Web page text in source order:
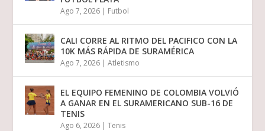
Ago 7, 2026 | Futbol
CALI CORRE AL RITMO DEL PACIFICO CON LA
10K MÁS RÁPIDA DE SURAMÉRICA
Ago 7, 2026 |Atletismo
EL EQUIPO FEMENINO DE COLOMBIA VOLVIÓ
A GANAR EN EL SURAMERICANO SUB-16 DE
TENIS
Ago 6, 2026 |Tenis